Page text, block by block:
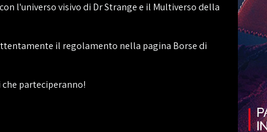
l'universo visivo di Dr Strange e il Multiverso della
il regolamento nella pagina Borse di
parteciperanno!